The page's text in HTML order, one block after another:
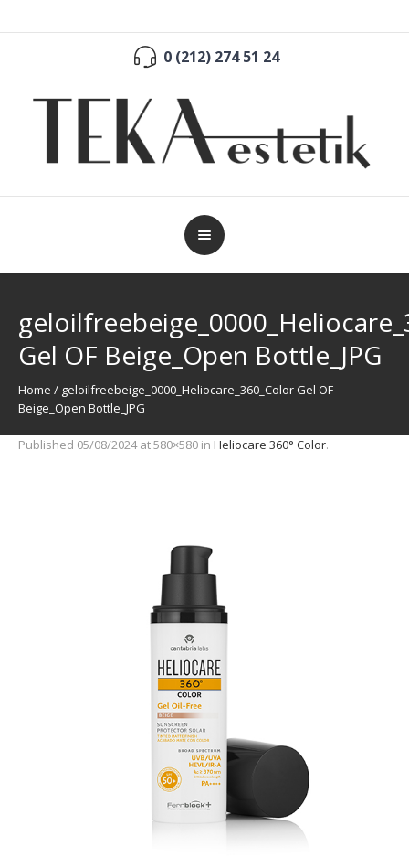
0 (212) 274 51 24
Gel OF Beige_Open Bottle_JPG
Home / geloilfreebeige_0000_Heliocare_360_Color Gel OF
Beige_Open Bottle_JPG
Published 05/08/2024at 580×580 in Heliocare 360° Color.